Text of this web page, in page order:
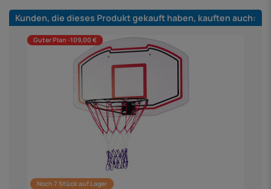
Kunden, die dieses Produkt gekauft haben, kauften auch:
Guter Plan -109,00 €
Noch 7 Stück auf Lager